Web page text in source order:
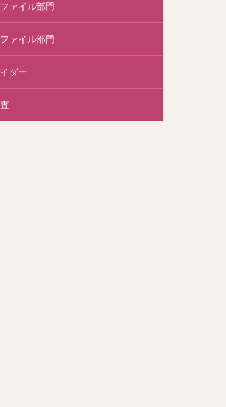
ァイル部門
ァイル部門
ダー